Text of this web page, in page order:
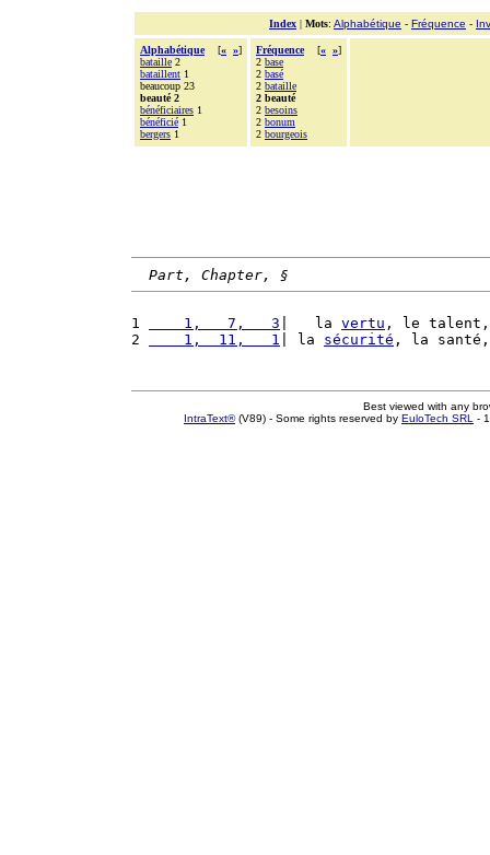
Index | Mots: Alphabétique - Fréquence -
Alphabétique [« »]
bataille 2
bataillent 1
beaucoup 23
beauté 2
bénéficiaires 1
bénéficié 1
bergers 1
Fréquence [« »]
2 base
2 basé
2 bataille
2 beauté
2 besoins
2 bonum
2 bourgeois
Part, Chapter, §
1
    1,   7,   3
|   la vertu , le
2
    1,  11,   1
| la sécurité , la
Best viewed with any
IntraText®(V89) - Some rights reserved by EuloTech SRL -